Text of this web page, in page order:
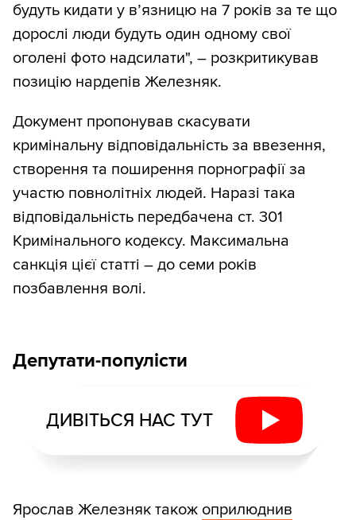
будуть кидати у вʼязницю на 7 років за те що
дорослі люди будуть один одному свої
оголені фото надсилати", – розкритикував
позицію нардепів Железняк.
Документ пропонував скасувати
кримінальну відповідальність за ввезення,
створення та поширення порнографії за
участю повнолітніх людей. Наразі така
відповідальність передбачена ст. 301
Кримінального кодексу. Максимальна
санкція цієї статті – до семи років
позбавлення волі.
Депутати-популісти
ДИВІТЬСЯ НАС ТУТ
Ярослав Железняк також оприлюднив